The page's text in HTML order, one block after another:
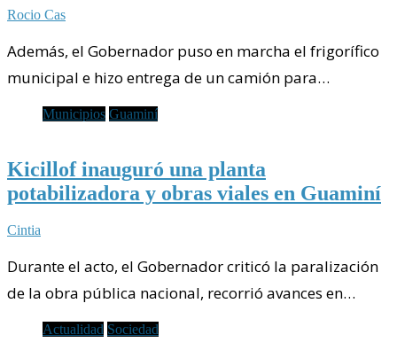
Rocio Cas
Además, el Gobernador puso en marcha el frigorífico
municipal e hizo entrega de un camión para…
Municipios Guaminí
Kicillof inauguró una planta
potabilizadora y obras viales en Guaminí
Cintia
Durante el acto, el Gobernador criticó la paralización
de la obra pública nacional, recorrió avances en…
Actualidad Sociedad